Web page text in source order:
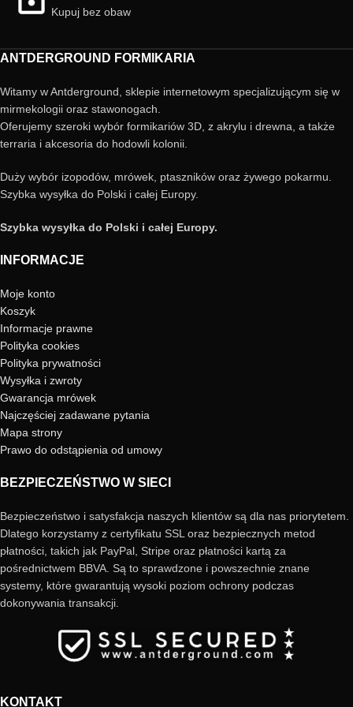
Kupuj bez obaw
ANTDERGROUND FORMIKARIA
Witamy w Antderground, sklepie internetowym specjalizującym się w
mirmekologii oraz stawonogach.
Oferujemy szeroki wybór formikariów 3D, z akrylu i drewna, a także
terraria i akcesoria do hodowli kolonii.
Duży wybór izopodów, mrówek, ptaszników oraz żywego pokarmu.
Szybka wysyłka do Polski i całej Europy.
Szybka wysyłka do Polski i całej Europy.
INFORMACJE
Moje konto
Koszyk
Informacje prawne
Polityka cookies
Polityka prywatności
Wysyłka i zwroty
Gwarancja mrówek
Najczęściej zadawane pytania
Mapa strony
Prawo do odstąpienia od umowy
BEZPIECZEŃSTWO W SIECI
Bezpieczeństwo i satysfakcja naszych klientów są dla nas priorytetem.
Dlatego korzystamy z certyfikatu SSL oraz bezpiecznych metod
płatności, takich jak PayPal, Stripe oraz płatności kartą za
pośrednictwem BBVA. Są to sprawdzone i powszechnie znane
systemy, które gwarantują wysoki poziom ochrony podczas
dokonywania transakcji.
KONTAKT